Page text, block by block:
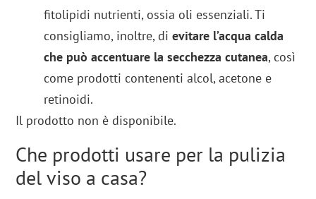
fitolipidi nutrienti, ossia oli essenziali. Ti
consigliamo, inoltre, dievitare l’acqua calda
che può accentuare la secchezza cutanea, così
come prodotti contenenti alcol, acetone e
retinoidi.
Il prodotto non è disponibile.
Che prodotti usare per la pulizia
del viso a casa?